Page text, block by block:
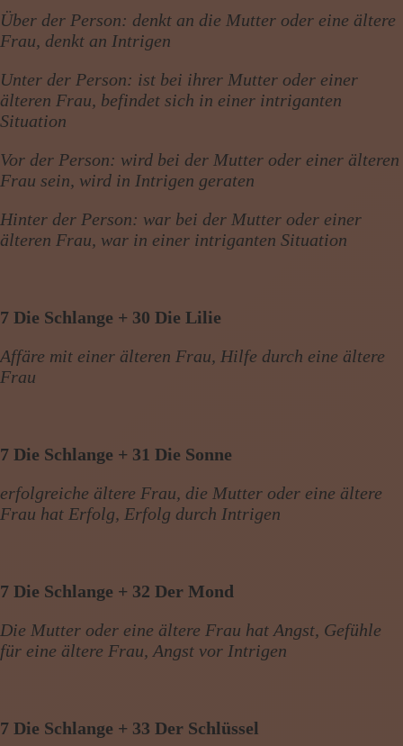
Über der Person: denkt an die Mutter oder eine ältere
Frau, denkt an Intrigen
Unter der Person: ist bei ihrer Mutter oder einer
älteren Frau, befindet sich in einer intriganten
Situation
Vor der Person: wird bei der Mutter oder einer älteren
Frau sein, wird in Intrigen geraten
Hinter der Person: war bei der Mutter oder einer
älteren Frau, war in einer intriganten Situation
7 Die Schlange + 30 Die Lilie
Affäre mit einer älteren Frau, Hilfe durch eine ältere
Frau
7 Die Schlange + 31 Die Sonne
erfolgreiche ältere Frau, die Mutter oder eine ältere
Frau hat Erfolg, Erfolg durch Intrigen
7 Die Schlange + 32 Der Mond
Die Mutter oder eine ältere Frau hat Angst, Gefühle
für eine ältere Frau, Angst vor Intrigen
7 Die Schlange + 33 Der Schlüssel